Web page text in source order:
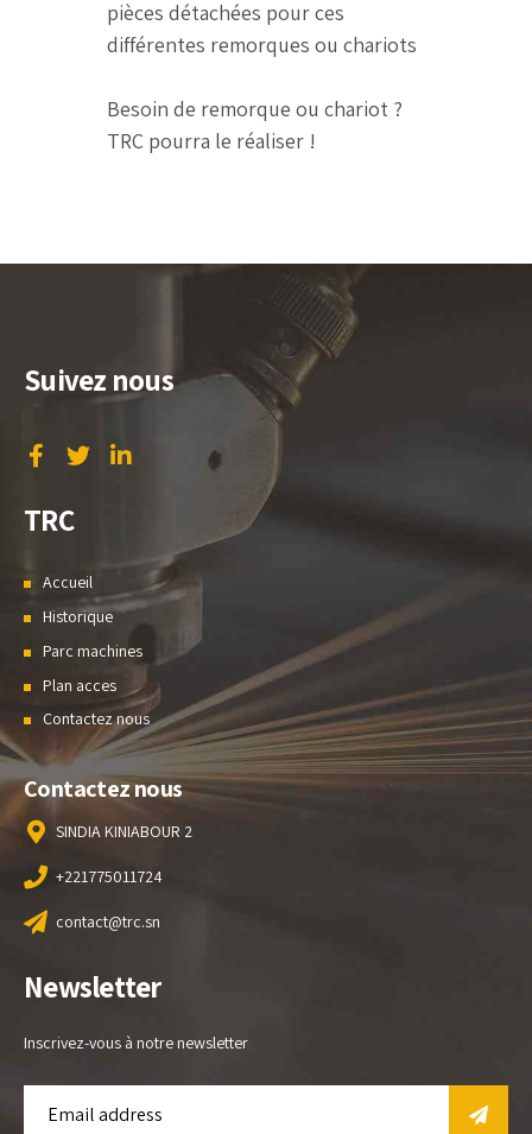
pièces détachées pour ces
différentes remorques ou chariots
Besoin de remorque ou chariot ?
TRC pourra le réaliser !
Suivez nous
TRC
Accueil
Historique
Parc machines
Plan acces
Contactez nous
Contactez nous
SINDIA KINIABOUR 2
+221775011724
contact@trc.sn
Newsletter
Inscrivez-vous à notre newsletter